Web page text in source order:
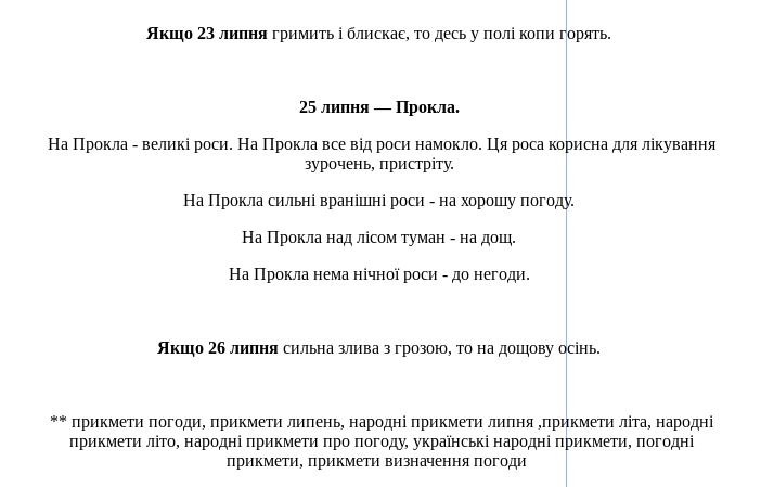
Якщо 23 липня гримить і блискає, то десь у полі копи горять.
25 липня — Прокла.
На Прокла - великі роси. На Прокла все від роси намокло. Ця роса корисна для лікування
зурочень, пристріту.
На Прокла сильні вранішні роси - на хорошу погоду.
На Прокла над лісом туман - на дощ.
На Прокла нема нічної роси - до негоди.
Якщо 26 липня сильна злива з грозою, то на дощову осінь.
** прикмети погоди, прикмети липень, народні прикмети липня ,прикмети літа, народні
прикмети літо, народні прикмети про погоду, українські народні прикмети, погодні
прикмети, прикмети визначення погоди